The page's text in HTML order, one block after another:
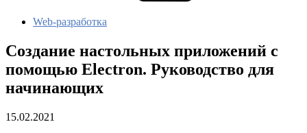
Web-разработка
Создание настольных приложений с
помощью Electron. Руководство для
начинающих
15.02.2021